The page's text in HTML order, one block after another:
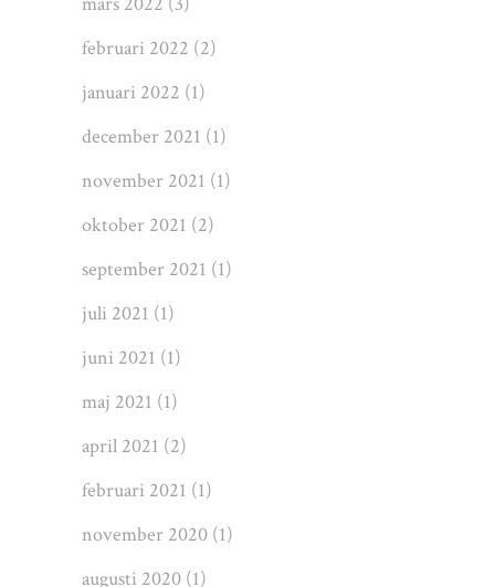
februari 2022 (2)
januari 2022 (1)
december 2021 (1)
november 2021 (1)
oktober 2021 (2)
september 2021 (1)
juli 2021 (1)
juni 2021 (1)
maj 2021 (1)
april 2021 (2)
februari 2021 (1)
november 2020 (1)
augusti 2020 (1)